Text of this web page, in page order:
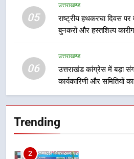
05
उत्तराखण्ड
राष्ट्रीय हथकरघा दिवस
बुनकरों और हस्तशिल्प
06
उत्तराखण्ड
उत्तराखंड कांग्रेस में बड़ा
कार्यकारिणी और समितियों
Trending
निर्देश,
नहींः डीएम
1
प्रतिभा का
उत्तराखण्ड
सार्वजनिक
अभियुक्तों को